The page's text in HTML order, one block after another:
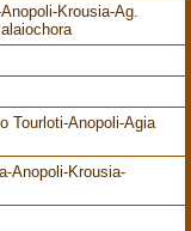
Krousia-Ag.
Tourloti-Anopoli-Agia
Anopoli-Krousia-